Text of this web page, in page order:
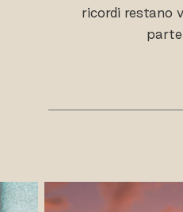
ricordi restano